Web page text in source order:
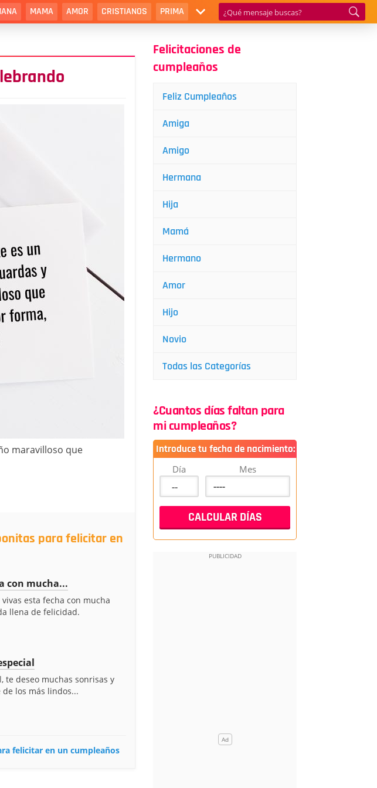
MAMA AMOR CRISTIANOS PRIMA
maravilloso que
para felicitar en
con mucha...
esta fecha con mucha
llena de felicidad.
te deseo muchas sonrisas y
los más lindos...
felicitar en un cumpleaños
Felicitaciones de
cumpleaños
Feliz Cumpleaños
Amiga
Amigo
Hermana
Hija
Mamá
Hermano
Amor
Hijo
Novio
Todas las Categorías
¿Cuantos días faltan para
mi cumpleaños?
Introduce tu fecha de nacimiento:
Día Mes